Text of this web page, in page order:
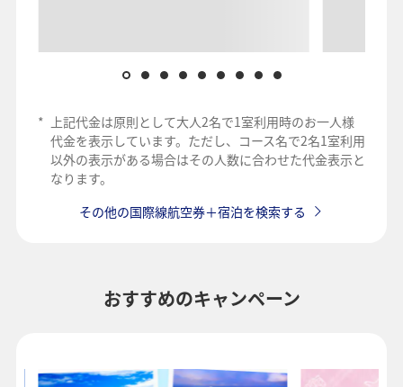
*
上記代金は原則として大人2名で1室利用時のお一人様
代金を表示しています。ただし、コース名で2名1室利用
以外の表示がある場合はその人数に合わせた代金表示と
なります。
その他の国際線航空券＋宿泊を検索する
おすすめのキャンペーン